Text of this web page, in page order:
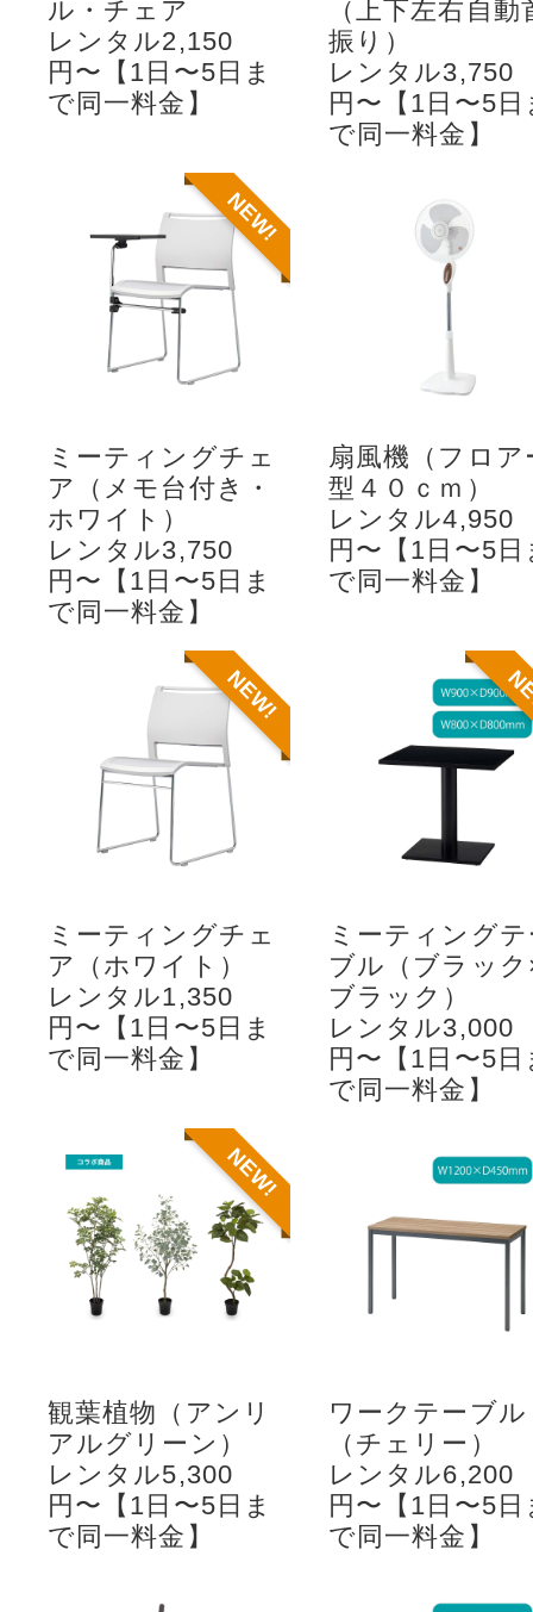
ル・チェア
レンタル2,150
円〜【1日〜5日ま
で同一料金】
（上下左右自動
振り）
レンタル3,750
円〜【1日〜5日
で同一料金】
ミーティングチェ
ア（メモ台付き・
ホワイト）
レンタル3,750
円〜【1日〜5日ま
で同一料金】
NEW!
扇風機（フロア
型４０ｃｍ）
レンタル4,950
円〜【1日〜5日
で同一料金】
ミーティングチェ
ア（ホワイト）
レンタル1,350
円〜【1日〜5日ま
で同一料金】
NEW!
ミーティング
ブル（ブラッ
ブラック）
レンタル3,000
円〜【1日〜5日
で同一料金】
観葉植物（アンリ
アルグリーン）
レンタル5,300
円〜【1日〜5日ま
で同一料金】
NEW!
ワークテーブル
（チェリー）
レンタル6,200
円〜【1日〜5日
で同一料金】